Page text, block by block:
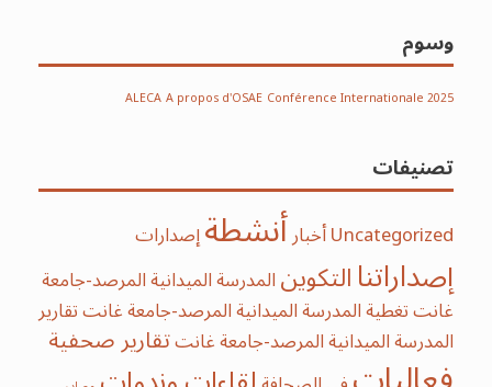
وسوم
ALECAA propos d'OSAE Conférence Internationale 2025
تصنيفات
Uncategorizedأخبارأنشطةإصدارات
إصداراتناالتكوينالمدرسة الميدانية المرصد-جامعة
غانتتغطية المدرسة الميدانية المرصد-جامعة غانتتقارير
المدرسة الميدانية المرصد-جامعة غانتتقارير صحفية